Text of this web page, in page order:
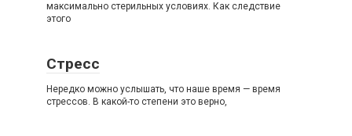
максимально стерильных условиях. Как следствие
этого
Стресс
Нередко можно услышать, что наше время — время
стрессов. В какой-то степени это верно,